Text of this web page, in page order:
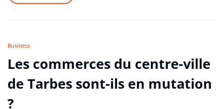
Business
Les commerces du centre-ville
de Tarbes sont-ils en mutation
?